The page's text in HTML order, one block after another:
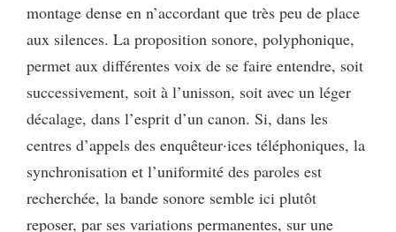
montage dense en n’accordant que très peu de place
aux silences. La proposition sonore, polyphonique,
permet aux différentes voix de se faire entendre, soit
successivement, soit à l’unisson, soit avec un léger
décalage, dans l’esprit d’un canon. Si, dans les
centres d’appels des enquêteur·ices téléphoniques, la
synchronisation et l’uniformité des paroles est
recherchée, la bande sonore semble ici plutôt
reposer, par ses variations permanentes, sur une